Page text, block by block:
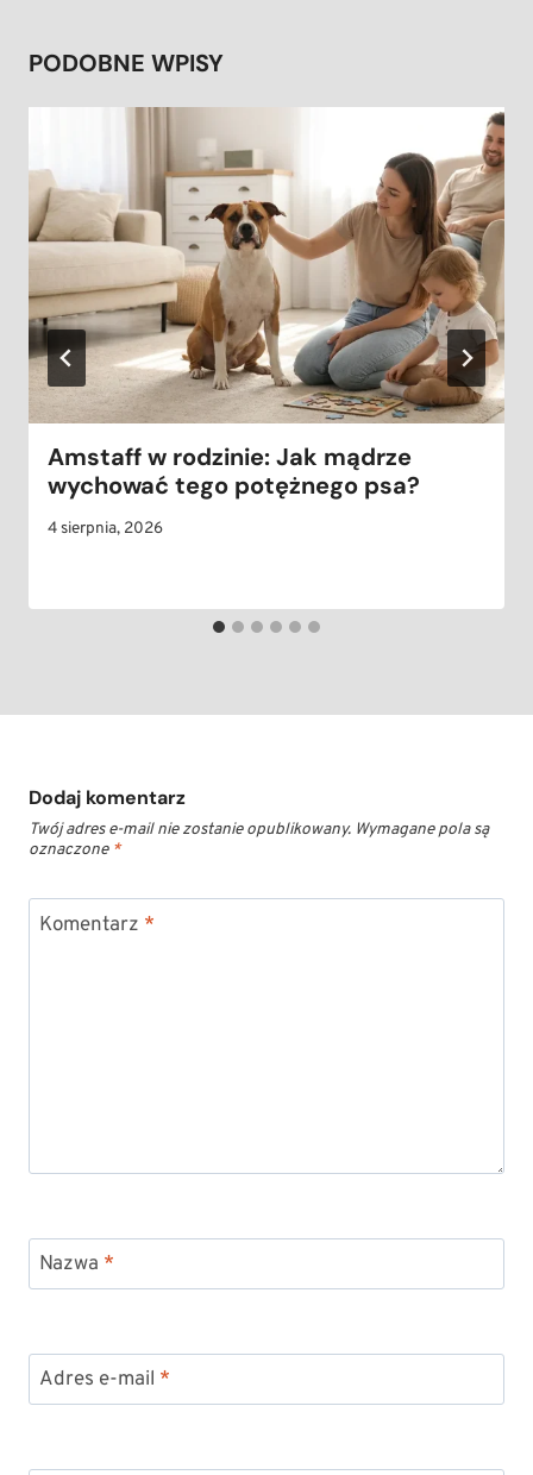
PODOBNE WPISY
Amstaff w rodzinie: Jak mądrze
wychować tego potężnego psa?
4 sierpnia, 2026
Dodaj komentarz
Twój adres e-mail nie zostanie opublikowany. Wymagane pola są
oznaczone *
Komentarz *
Nazwa *
Adres e-mail *